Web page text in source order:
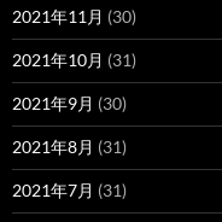
2021年11月 (30)
2021年10月 (31)
2021年9月 (30)
2021年8月 (31)
2021年7月 (31)